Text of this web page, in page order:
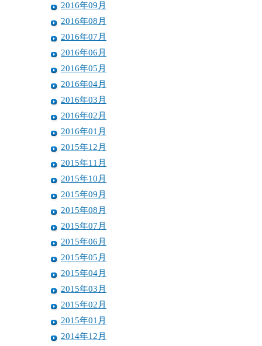
2016年09月
2016年08月
2016年07月
2016年06月
2016年05月
2016年04月
2016年03月
2016年02月
2016年01月
2015年12月
2015年11月
2015年10月
2015年09月
2015年08月
2015年07月
2015年06月
2015年05月
2015年04月
2015年03月
2015年02月
2015年01月
2014年12月